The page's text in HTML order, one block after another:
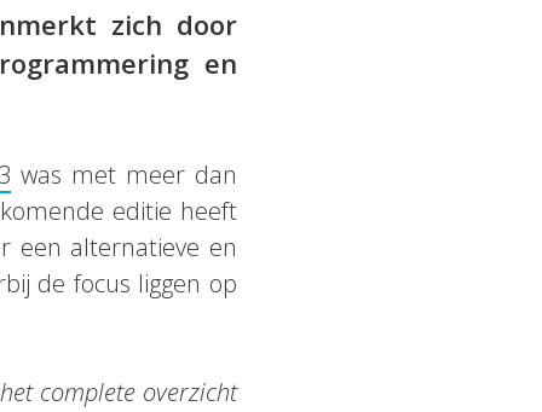
zich door
en
was met meer dan
editie heeft
een alternatieve en
de focus liggen op
complete overzicht